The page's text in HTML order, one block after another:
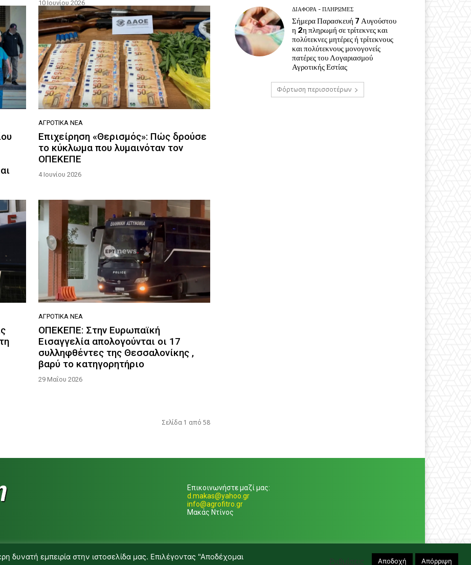
10 Ιουνίου 2026
ΑΓΡΟΤΙΚΆ ΝΈΑ
Επιχείρηση «Θερισμός»: Πώς δρούσε
το κύκλωμα που λυμαινόταν τον
ΟΠΕΚΕΠΕ
4 Ιουνίου 2026
ΑΓΡΟΤΙΚΆ ΝΈΑ
ΟΠΕΚΕΠΕ: Στην Ευρωπαϊκή
Εισαγγελία απολογούνται οι 17
συλληφθέντες της Θεσσαλονίκης ,
βαρύ το κατηγορητήριο
29 Μαΐου 2026
Σελίδα 1 από 58
ΔΙΆΦΟΡΑ - ΠΛΗΡΩΜΈΣ
Σήμερα Παρασκευή 7 Αυγούστου
η 2η πληρωμή σε τρίτεκνες και
πολύτεκνες μητέρες ή τρίτεκνους
και πολύτεκνους μονογονείς
πατέρες του Λογαριασμού
Αγροτικής Εστίας
Φόρτωση περισσοτέρων
Επικοινωνήστε μαζί μας:
d.makas@yahoo.gr
info@agrofitro.gr
Μακάς Ντίνος
δυνατή εμπειρία στην ιστοσελίδα μας. Επιλέγοντας "Αποδέχομαι
Ρυθμίσεις Αποδοχή Απόρριψη